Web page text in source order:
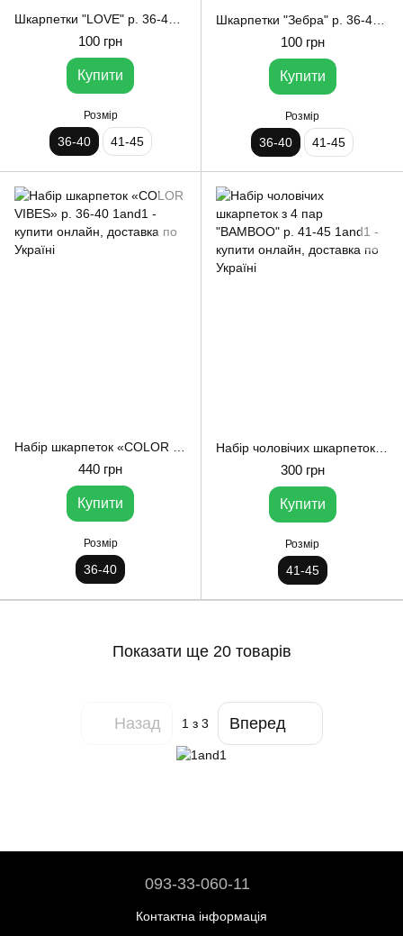
100 грн
Купити
Розмір
36-40 41-45
100 грн
Купити
Розмір
36-40 41-45
440 грн
Купити
Розмір
36-40
300 грн
Купити
Розмір
41-45
Показати ще 20 товарів
Назад 1 з 3 Вперед
093-33-060-11
Контактна інформація